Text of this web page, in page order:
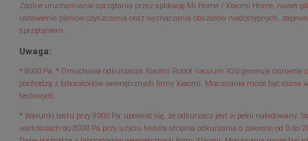
Zdalne uruchamianie sprzątania przez aplikację Mi Home / Xiaomi Home, nawet
ustawienia planów czyszczenia oraz wyznaczania obszarów niedostępnych,
sprzątaniem.
Uwaga:
* 8000 Pa: * Dmuchawa odkurzacza Xiaomi Robot Vacuum X20 generuje ciśnienie
pochodzą z laboratoriów wewnętrznych firmy Xiaomi. Moc ssania może być różna
testowych.
* Warunki testu przy 8000 Pa: upewnić się, że odkurzacz jest w pełni naładowany.
wartościach do 8000 Pa przy użyciu testera stopnia odkurzania o zakresie od 0 do